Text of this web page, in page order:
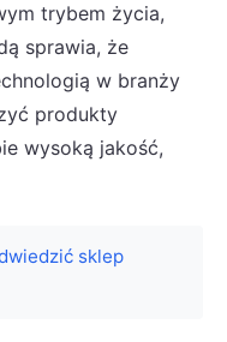
trybem życia,
sprawia, że
w branży
produkty
wysoką jakość,
sklep